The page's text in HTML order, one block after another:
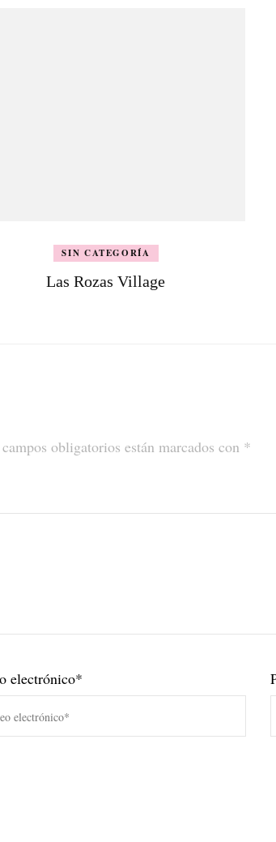
SIN CATEGORÍA
Las Rozas Village
obligatorios están marcados con *
electrónico*